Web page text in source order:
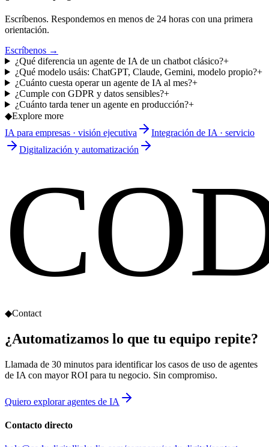
Escríbenos. Respondemos en menos de 24 horas con una primera
orientación.
Escríbenos →
¿Qué diferencia un agente de IA de un chatbot clásico?+
¿Qué modelo usáis: ChatGPT, Claude, Gemini, modelo propio?+
¿Cuánto cuesta operar un agente de IA al mes?+
¿Cumple con GDPR y datos sensibles?+
¿Cuánto tarda tener un agente en producción?+
◆Explore more
IA para empresas · visión ejecutiva
Integración de IA · servicio
Digitalización y automatización
◆Contact
¿Automatizamos lo que tu equipo repite?
Llamada de 30 minutos para identificar los casos de uso de agentes
de IA con mayor ROI para tu negocio. Sin compromiso.
Quiero explorar agentes de IA
Contacto directo